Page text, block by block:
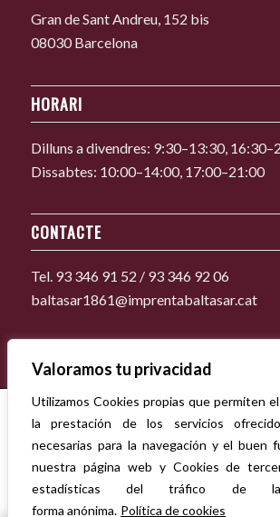
Valoramos tu privacidad
Utilizamos Cookies propias que permiten
la prestación de los servicios
necesarias para la navegación y el buen
nuestra página web y Cookies de
estadísticas del tráfico de
forma anónima. Política de cookies
Gran de Sant Andreu, 152 bis
08030 Barcelona
HORARI
Dilluns a divendres: 9:30–13:30,
Dissabtes: 10:00–14:00, 17:00–21:00
CONTACTE
Tel. 93 346 91 52 / 93 346 92 06
baltasar1861@imprentabaltasar.cat